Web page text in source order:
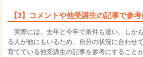
【3】コメントや他受講生の記事で参
実際には、去年と今年で条件も違い、しか
る人が他にもいるため、自分の状況に合わせ
育てている他受講生の記事を参考にすること